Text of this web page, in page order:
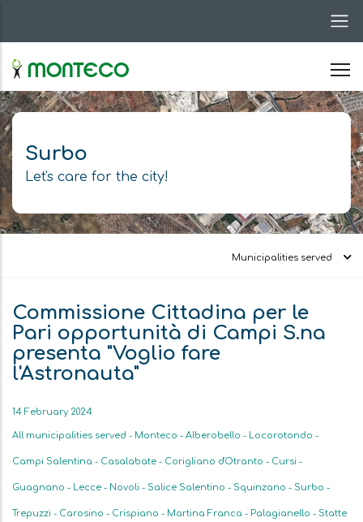
to
main
content
Surbo
Let's care for the city!
Municipalities served
Commissione Cittadina per le
Pari opportunità di Campi S.na
presenta "Voglio fare
l'Astronauta"
Data
14 February 2024
All municipalities served - Monteco - Alberobello - Locorotondo -
Campi Salentina - Casalabate - Corigliano d'Otranto - Cursi -
Guagnano - Lecce - Novoli - Salice Salentino - Squinzano - Surbo -
Trepuzzi - Carosino - Crispiano - Martina Franca - Palagianello - Statte